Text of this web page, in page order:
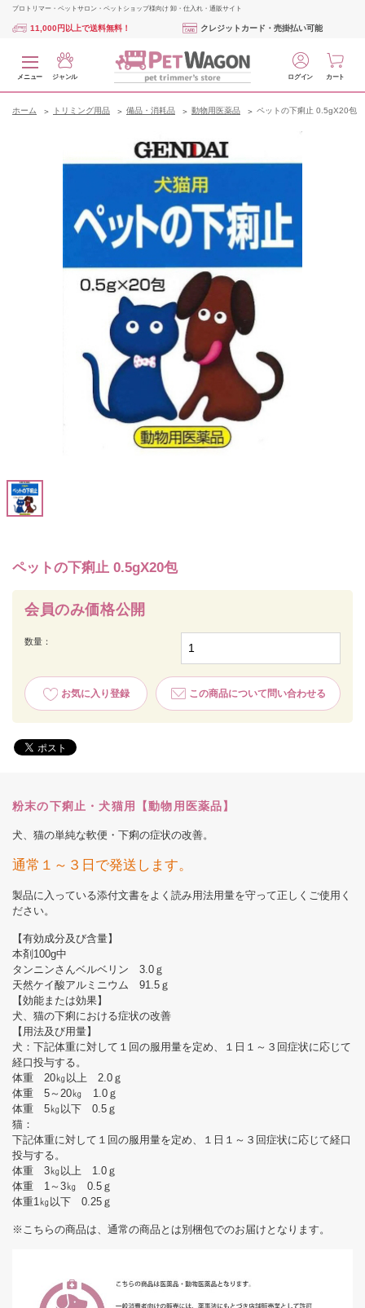
プロトリマー・ペットサロン・ペットショップ様向け 卸・仕入れ・通販サイト
11,000円以上で送料無料！ クレジットカード・売掛払い可能
メニュー ジャンル ログイン カート
ホーム トリミング用品 備品・消耗品 動物用医薬品 ペットの下痢止 0.5gX20包
ペットの下痢止 0.5gX20包
会員のみ価格公開
数量：
お気に入り登録 この商品について問い合わせる
粉末の下痢止・犬猫用【動物用医薬品】
犬、猫の単純な軟便・下痢の症状の改善。
通常１～３日で発送します。
製品に入っている添付文書をよく読み用法用量を守って正しくご使用く
ださい。
【有効成分及び含量】
本剤100g中
タンニンさんベルベリン 3.0ｇ
天然ケイ酸アルミニウム 91.5ｇ
【効能または効果】
犬、猫の下痢における症状の改善
【用法及び用量】
犬：下記体重に対して１回の服用量を定め、１日１～３回症状に応じて
経口投与する。
体重 20㎏以上 2.0ｇ
体重 5～20㎏ 1.0ｇ
体重 5㎏以下 0.5ｇ
猫：
下記体重に対して１回の服用量を定め、１日１～３回症状に応じて経口
投与する。
体重 3㎏以上 1.0ｇ
体重 1～3㎏ 0.5ｇ
体重1㎏以下 0.25ｇ
※こちらの商品は、通常の商品とは別梱包でのお届けとなります。